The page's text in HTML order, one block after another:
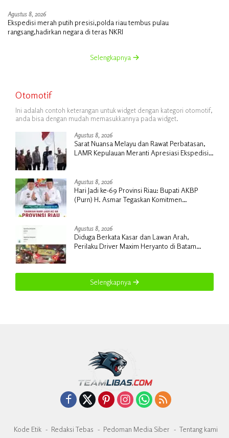
Agustus 8, 2026
Ekspedisi merah putih presisi,polda riau tembus pulau
rangsang,hadirkan negara di teras NKRI
Selengkapnya
Otomotif
Ini adalah contoh keterangan untuk widget dengan kategori otomotif,
anda bisa dengan mudah memasukkannya pada widget.
Agustus 8, 2026
Sarat Nuansa Melayu dan Rawat Perbatasan,
LAMR Kepulauan Meranti Apresiasi Ekspedisi
Agustus 8, 2026
Hari Jadi ke-69 Provinsi Riau: Bupati AKBP
(Purn) H. Asmar Tegaskan Komitmen
Agustus 8, 2026
Diduga Berkata Kasar dan Lawan Arah,
Perilaku Driver Maxim Heryanto di Batam
Selengkapnya
Kode Etik Redaksi Tebas Pedoman Media Siber Tentang kami